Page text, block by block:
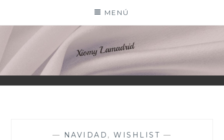
contenido
MENÚ
XIOMY LAMADRID
— NAVIDAD ,WISHLIST —